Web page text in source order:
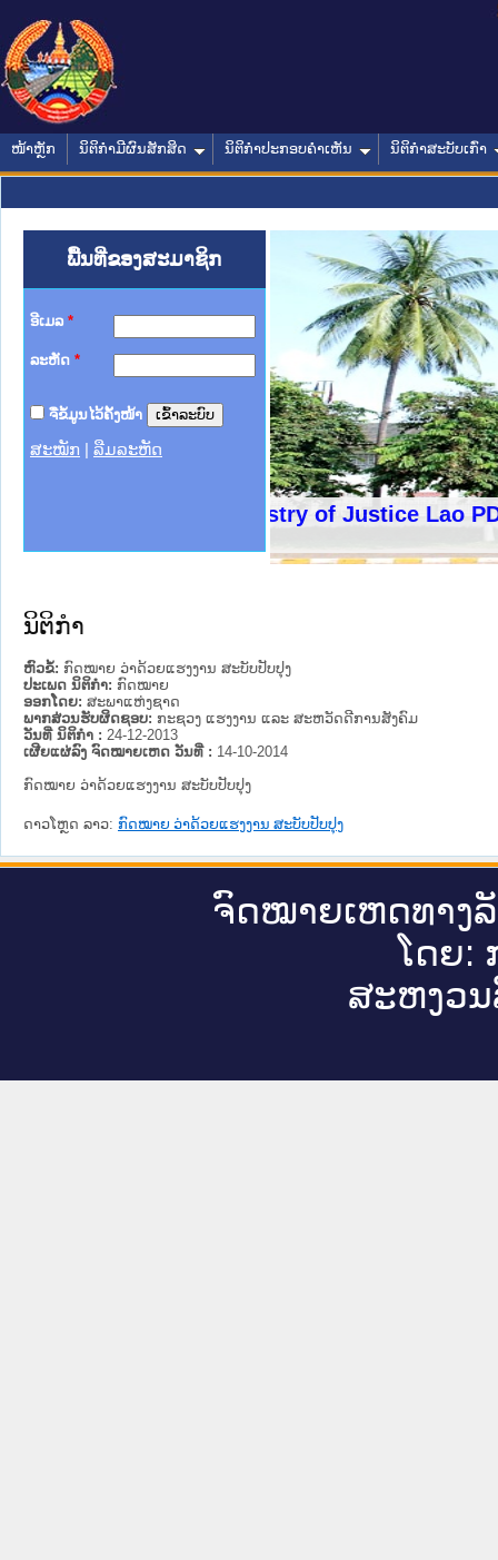
ໜ້າຫຼັກ ນິຕິກໍາມີຜົນສັກສິດ ນິຕິກໍາປະກອບຄໍາເຫັນ ນິຕິກໍາສະບັບເກົ່າ
ພື້ນທີ່ຂອງສະມາຊິກ
ອີເມລ *
ລະຫັດ *
ຈື່ຂໍ້ມູນໄວ້ຄັ້ງໜ້າ
ສະໝັກ ລືມລະຫັດ
Ministry of Justice Lao PDR
າຊົນ ພາກເໜືອ
ການ
ກາງ
ໃຕ້
ຕຳຫຼວດປະຊາຊົນ
ສັນຕິບານປະຊາຊົນ
ກເໜືອ
າຊົນ ພາກກາງ
ນິຕິກໍາ
ຫົວຂໍ້: ກົດ​ໝາຍ ວ່າ​ດ້ວຍ​ແຮງ​ງານ ສະ​ບັບ​ປັບ​ປຸງ
ປະເພດ ນິຕິກໍາ: ກົດໝາຍ
ອອກໂດຍ: ສະພາແຫ່ງຊາດ
ພາກສ່ວນຮັບຜິດຊອບ: ກະຊວງ ແຮງງານ ແລະ ສະຫວັດດີການສັງຄົມ
ວັນທີ່ ນິຕິກໍາ : 24-12-2013
ເຜີຍແຜ່ລົງ ຈົດໝາຍເຫດ ວັນທີ່ : 14-10-2014
ກົດ​ໝາຍ ວ່າ​ດ້ວຍ​ແຮງ​ງານ ສະ​ບັບ​ປັບ​ປຸງ
ດາວໂຫຼດ ລາວ: ກົດ​ໝາຍ ວ່າ​ດ້ວຍ​ແຮງ​ງານ ສະ​ບັບ​ປັບ​ປຸງ
ຈົດ​ໝາຍ​ເຫດ​ທາງ​
ໂດຍ:
ສະ​ຫງວນ​